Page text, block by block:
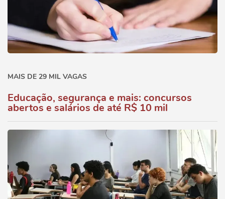
MAIS DE 29 MIL VAGAS
Educação, segurança e mais: concursos
abertos e salários de até R$ 10 mil